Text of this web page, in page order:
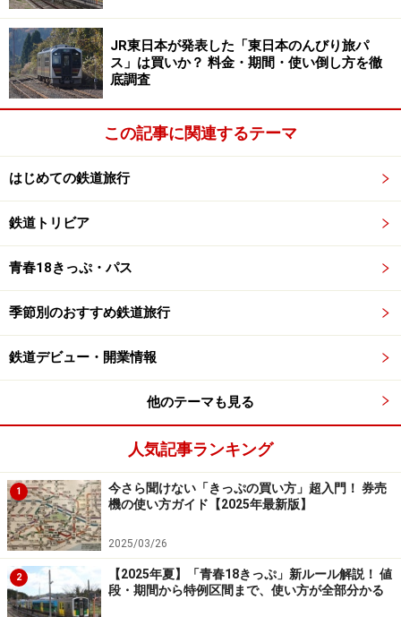
国境越えを待つ上越線の電車（水上駅）
・JR東日本／上越線（高崎～宮内間）
・営業キロ／162.6km
・Yahoo!地図情報
第4位 陸羽西線（りくうさいせん）
陸羽西線の車両には奥の細道マークが
「奥の細道最上川ライン」という愛称が付けられている
陸羽西線は、その半分以上の区間で最上川にぴったりと
沿って走ります。特に古口（ふるくち）駅～清川駅間で
は「最上峡」の景勝地を間近に眺められ、幅広くゆった
りと流れる最上川の雪景色は格別です。
古口駅で下車して徒歩10分ほどのところに、有名な最上
川の舟下りの乗船場があります。冬にはこたつが装備さ
れた「雪見船」が運行されており、暖かく舟下りを楽し
むことができます。ぜひ途中下車して、列車の車窓と船
上の両方から、雪の最上川風情を存分に味わってみては
JR東日本が発表した「東日本のんびり旅パ
ス」は買いか？ 料金・期間・使い倒し方を徹
底調査
この記事に関連するテーマ
はじめての鉄道旅行
鉄道トリビア
青春18きっぷ・パス
季節別のおすすめ鉄道旅行
鉄道デビュー・開業情報
他のテーマも見る
人気記事ランキング
1
今さら聞けない「きっぷの買い方」超入門！ 券売
機の使い方ガイド【2025年最新版】
2025/03/26
2
【2025年夏】「青春18きっぷ」新ルール解説！ 値
段・期間から特例区間まで、使い方が全部分かる